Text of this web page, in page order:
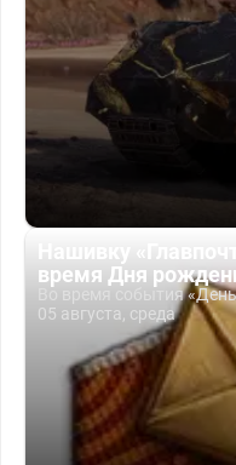
Нашивку
время Дня
Во время события
05 августа, среда